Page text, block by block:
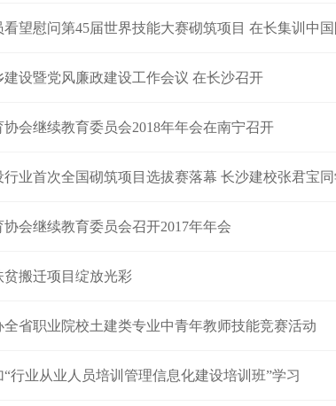
望慰问第45届世界技能大赛砌筑项目 在长集训中
建设暨党风廉政建设工作会议 在长沙召开
协会继续教育委员会2018年年会在南宁召开
业首次全国砌筑项目选拔赛落幕 长沙建校张君宝
会继续教育委员会召开2017年年会
贫搬迁项目绽放光彩
省职业院校土建类专业中青年教师技能竞赛活动
行业从业人员培训管理信息化建设培训班”学习